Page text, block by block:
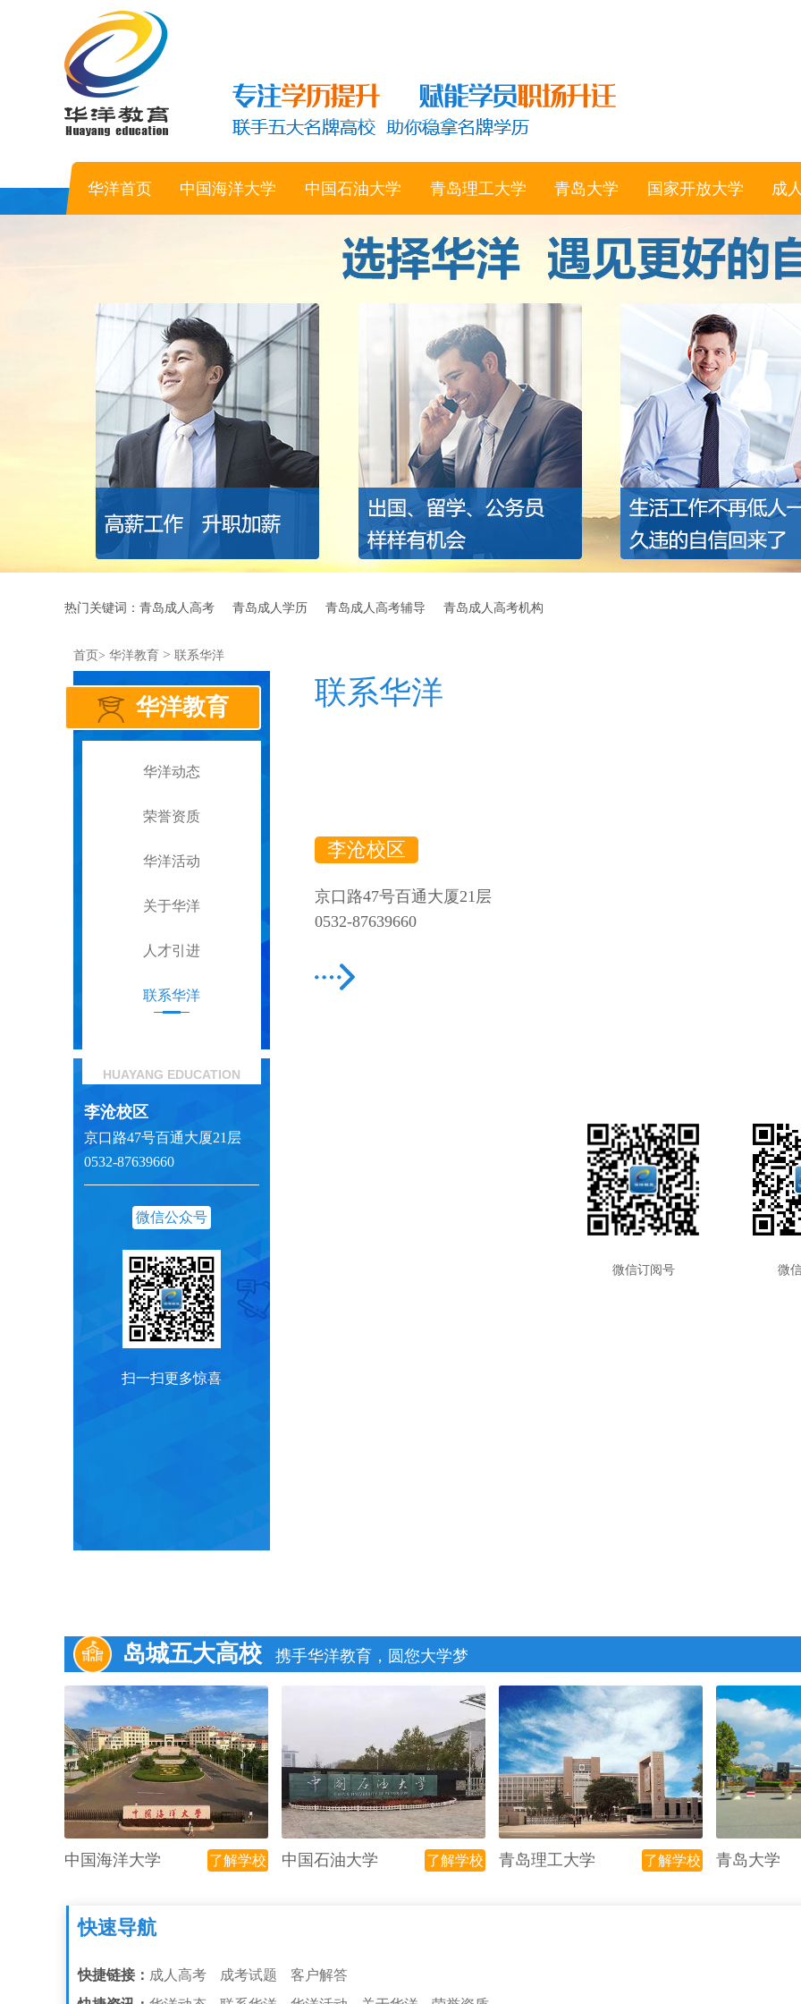
华洋首页 中国海洋大学 中国石油大学 青岛理工大学 青岛大学 国家开放大学 成
热门关键词： 青岛成人高考 青岛成人学历 青岛成人高考辅导 青岛成人高考机构
首页> 华洋教育 > 联系华洋
华洋教育
华洋动态
荣誉资质
华洋活动
关于华洋
人才引进
联系华洋
HUAYANG EDUCATION
李沧校区
京口路47号百通大厦21层
0532-87639660
微信公众号
扫一扫更多惊喜
联系华洋
李沧校区
京口路47号百通大厦21层
0532-87639660
微信订阅号 微
岛城五大高校 携手华洋教育，圆您大学梦
中国海洋大学 了解学校 中国石油大学 了解学校 青岛理工大学 了解学校 青岛大学
快速导航
快捷链接： 成人高考 成考试题
客户解答